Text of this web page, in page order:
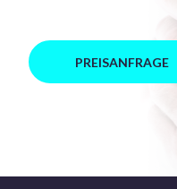
PREISANFRAGE